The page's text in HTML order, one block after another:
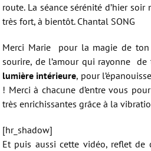
route. La séance sérénité d’hier
très fort, à bientôt. Chantal SONG
Merci Marie pour la magie de
sourire, de l’amour qui rayonne
lumière intérieure, pour
! Merci à chacune d’entre vous
très enrichissantes grâce à la
[hr_shadow]
Et puis aussi cette vidéo, reflet de